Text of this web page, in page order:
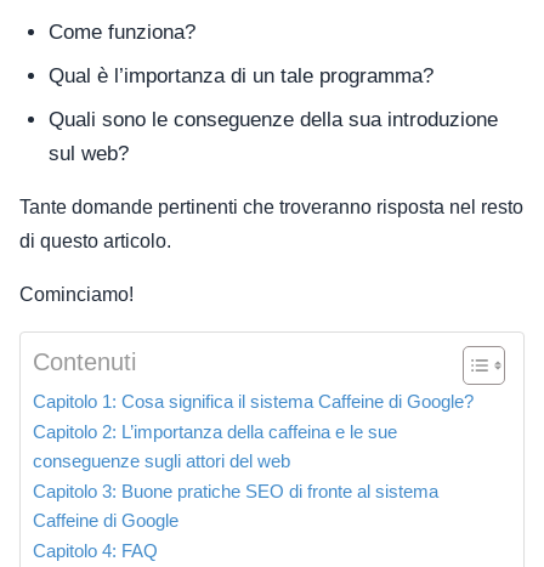
Come funziona?
Qual è l’importanza di un tale programma?
Quali sono le conseguenze della sua introduzione
sul web?
Tante domande pertinenti che troveranno risposta nel resto
di questo articolo.
Cominciamo!
Contenuti
Capitolo 1: Cosa significa il sistema Caffeine di Google?
Capitolo 2: L’importanza della caffeina e le sue
conseguenze sugli attori del web
Capitolo 3: Buone pratiche SEO di fronte al sistema
Caffeine di Google
Capitolo 4: FAQ